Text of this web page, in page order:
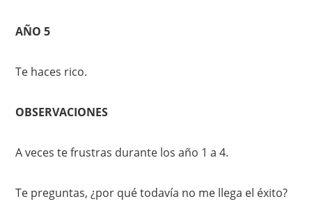
AÑO 5
Te haces rico.
OBSERVACIONES
A veces te frustras durante los año 1 a 4.
Te preguntas, ¿por qué todavía no me llega el éxito?